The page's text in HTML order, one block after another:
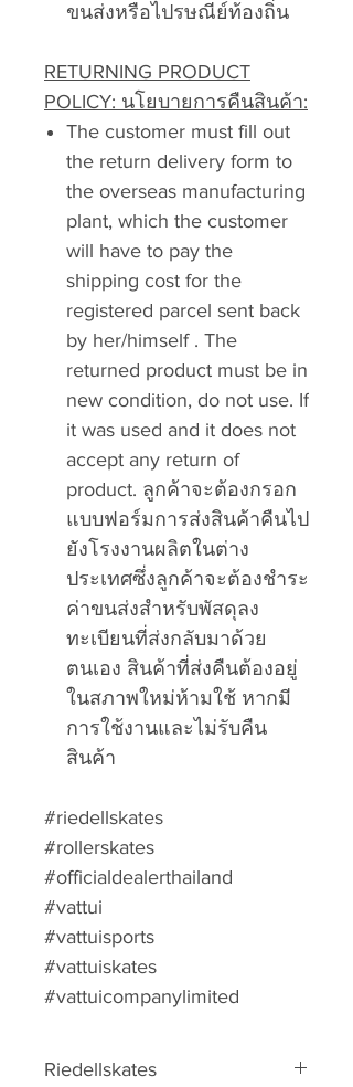
ขนส่งหรือไปรษณีย์ท้องถิ่น
RETURNING PRODUCT
POLICY: นโยบายการคืนสินค้า:
The customer must fill out
the return delivery form to
the overseas manufacturing
plant, which the customer
will have to pay the
shipping cost for the
registered parcel sent back
by her/himself . The
returned product must be in
new condition, do not use. If
it was used and it does not
accept any return of
product. ลูกค้าจะต้องกรอก
แบบฟอร์มการส่งสินค้าคืนไป
ยังโรงงานผลิตในต่าง
ประเทศซึ่งลูกค้าจะต้องชำระ
ค่าขนส่งสำหรับพัสดุลง
ทะเบียนที่ส่งกลับมาด้วย
ตนเอง สินค้าที่ส่งคืนต้องอยู่
ในสภาพใหม่ห้ามใช้ หากมี
การใช้งานและไม่รับคืน
สินค้า
#riedellskates
#rollerskates
#officialdealerthailand
#vattui
#vattuisports
#vattuiskates
#vattuicompanylimited
Riedellskates